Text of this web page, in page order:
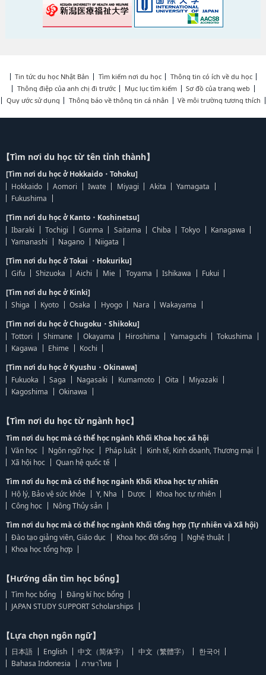
Tin tức du học Nhật Bản Tìm kiếm nơi du học
Thông tin có ích về du học
Thông điệp của anh chị đi trước
Mục lục tìm kiếm
Sơ đồ của trang web
Quy ước sử dụng
Thông báo về thông tin cá nhân Về môi trường tương thích
【Tìm nơi du học từ tên tỉnh thành】
[Tìm nơi du học ở Hokkaido・Tohoku]
Hokkaido
Aomori Iwate Miyagi Akita
Yamagata
Fukushima
[Tìm nơi du học ở Kanto・Koshinetsu]
Ibaraki
Tochigi Gunma Saitama Chiba Tokyo
Kanagawa
Yamanashi
Nagano
Niigata
[Tìm nơi du học ở Tokai ・Hokuriku]
Gifu
Shizuoka Aichi Mie Toyama Ishikawa
Fukui
[Tìm nơi du học ở Kinki]
Shiga
Kyoto Osaka Hyogo Nara
Wakayama
[Tìm nơi du học ở Chugoku・Shikoku]
Tottori
Shimane Okayama Hiroshima Yamaguchi
Tokushima
Kagawa
Ehime
Kochi
[Tìm nơi du học ở Kyushu・Okinawa]
Fukuoka
Saga Nagasaki Kumamoto Oita
Miyazaki
Kagoshima
Okinawa
【Tìm nơi du học từ ngành học】
Tìm nơi du học mà có thể học ngành Khối Khoa học xã hội
Văn học
Ngôn ngữ học Pháp luật
Kinh tế, Kinh doanh, Thương mại
Xã hội học
Quan hệ quốc tế
Tìm nơi du học mà có thể học ngành Khối Khoa học tự nhiên
Hộ lý, Bảo vệ sức khỏe
Y, Nha Dược
Khoa học tự nhiên
Công học
Nông Thủy sản
Tìm nơi du học mà có thể học ngành Khối tổng hợp (Tự nhiên và Xã hội)
Đào tạo giảng viên, Giáo dục
Khoa học đời sống
Nghệ thuật
Khoa học tổng hợp
【Hướng dẫn tìm học bổng】
Tìm học bổng
Đăng kí học bổng
JAPAN STUDY SUPPORT Scholarships
【Lựa chọn ngôn ngữ】
日本語 English 中文（简体字） 中文（繁體字）
한국어
Bahasa Indonesia
ภาษาไทย